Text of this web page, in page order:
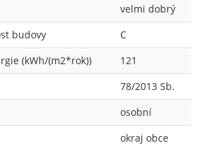
velmi dobrý
budovy
C
(kWh/(m2*rok))
121
78/2013 Sb.
osobní
okraj obce